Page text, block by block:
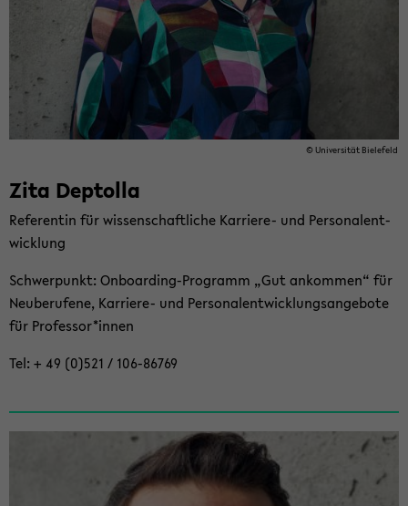
© Uni­ver­si­tät Bie­le­feld
Zita Dep­tol­la
Re­fe­ren­tin für wis­sen­schaft­li­che Karriere-​ und Per­so­nal­ent­
wick­lung
Schwer­punkt: Onboarding-​Programm „Gut an­kom­men“ für
Neu­be­ru­fe­ne, Karriere-​ und Per­so­nal­ent­wick­lungs­an­ge­bo­te
für Pro­fes­sor*innen
Tel: + 49 (0)521 / 106-​86769